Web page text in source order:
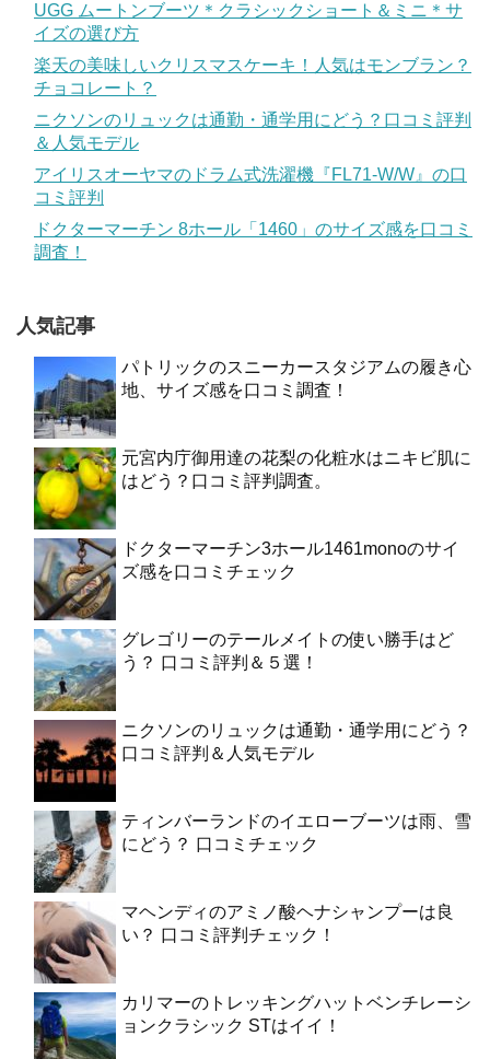
UGG ムートンブーツ＊クラシックショート＆ミニ＊サ
イズの選び方
楽天の美味しいクリスマスケーキ！人気はモンブラン？
チョコレート？
ニクソンのリュックは通勤・通学用にどう？口コミ評判
＆人気モデル
アイリスオーヤマのドラム式洗濯機『FL71-W/W』の口
コミ評判
ドクターマーチン 8ホール「1460」のサイズ感を口コミ
調査！
人気記事
パトリックのスニーカースタジアムの履き心
地、サイズ感を口コミ調査！
元宮内庁御用達の花梨の化粧水はニキビ肌に
はどう？口コミ評判調査。
ドクターマーチン3ホール1461monoのサイ
ズ感を口コミチェック
グレゴリーのテールメイトの使い勝手はど
う？ 口コミ評判＆５選！
ニクソンのリュックは通勤・通学用にどう？
口コミ評判＆人気モデル
ティンバーランドのイエローブーツは雨、雪
にどう？ 口コミチェック
マヘンディのアミノ酸ヘナシャンプーは良
い？ 口コミ評判チェック！
カリマーのトレッキングハットベンチレーシ
ョンクラシック STはイイ！